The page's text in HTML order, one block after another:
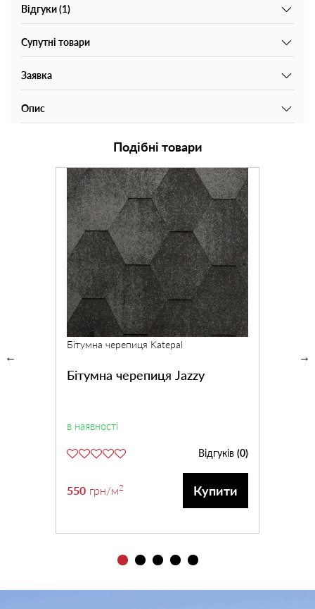
Відгуки (1)
Супутні товари
Заявка
Опис
Подібні товари
Бітумна черепиця Katepal
Бітумна черепиця Jazzy
в наявності
Відгуків (0)
550 грн/м2 Купити